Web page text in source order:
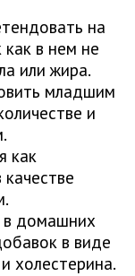
на
в нем не
или жира.
младшим
и
как
в домашних
в виде
холестерина.